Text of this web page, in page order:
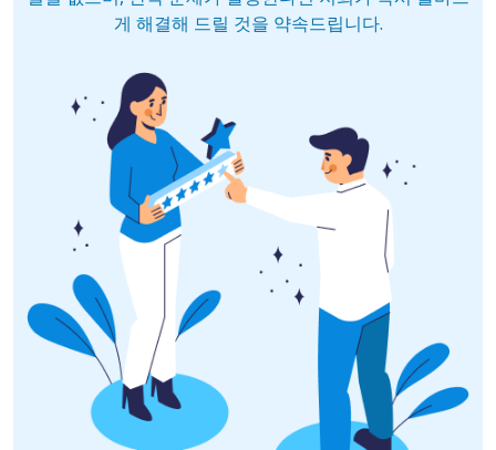
게 해결해 드릴 것을 약속드립니다.